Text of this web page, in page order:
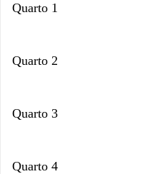
Quarto 1
Quarto 2
Quarto 3
Quarto 4